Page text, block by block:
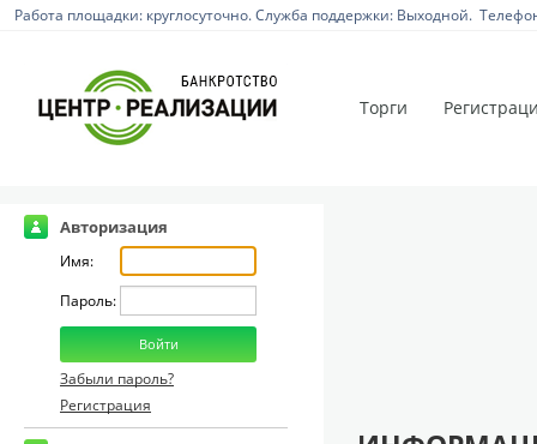
Работа площадки: круглосуточно. Служба поддержки: Выходной.
Торги
Авторизация
Имя:
Пароль:
Забыли пароль?
Регистрация